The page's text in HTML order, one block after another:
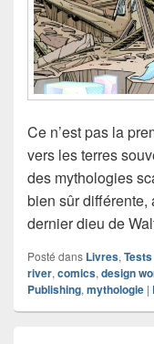
Ce n’est pas la
vers les terres
des mythologies
bien sûr différente,
dernier dieu de
Posté dans Livres, Tests
river, comics, design
Publishing, mythologie |